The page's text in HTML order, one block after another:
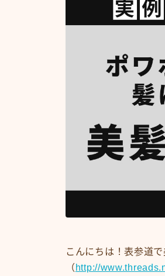
こんにちは！表参道
（http://